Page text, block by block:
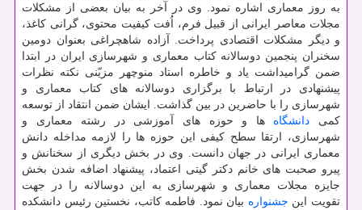
به روز معماری اشاره نمود. وی در آخر به بیان بعضی از مشكلات
مجلات معاصر ایرانی از قبیل فرم، اُفت كیفیت محتوی، گرانی كاغذ،
و دیگر مشكلات اقتصادی پرداخت. آزاده شاهچراغی بعنوان دومین
سخنران پنجمین دوسالانه كتاب معماری و شهرسازی ایران در ابتدا
ضمن گرامیداشت یاد و خاطره استاد منوچهر مزیّنی نكته نظرات
پیشنهادی در ارتباط با برگزاری دوسالانه های كتاب معماری و
شهرسازی را با حاضرین در بین گذاشت. ایشان ضمن انتقاد از توسعه
كمی دانشگاه ها و حوزه های آموزشی در رشته معماری و
شهرسازی، ارتقا سطح كیفی این حوزه ها را لازمه مداخله دانش
معماری ایرانی در جهان دانست. وی در بخش دیگری از سخنانش و
پیرو صحبت های خانم دكتر گیتی اعتماد، پیشنهاد اضافه شدن بخش
جایزه مجلات معماری و شهرسازی به این دوسالانه را در جهت
تقویت این جشنواره بیان نمود. فاطمه كاتب، نخستین رئیس دانشكده